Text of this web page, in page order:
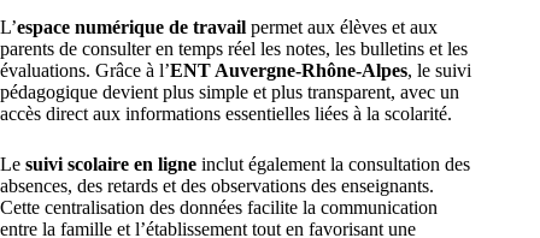
L’espace numérique de travail permet aux élèves et aux
parents de consulter en temps réel les notes, les bulletins et les
évaluations. Grâce à l’ENT Auvergne-Rhône-Alpes, le suivi
pédagogique devient plus simple et plus transparent, avec un
accès direct aux informations essentielles liées à la scolarité.
Le suivi scolaire en ligne inclut également la consultation des
absences, des retards et des observations des enseignants.
Cette centralisation des données facilite la communication
entre la famille et l’établissement tout en favorisant une